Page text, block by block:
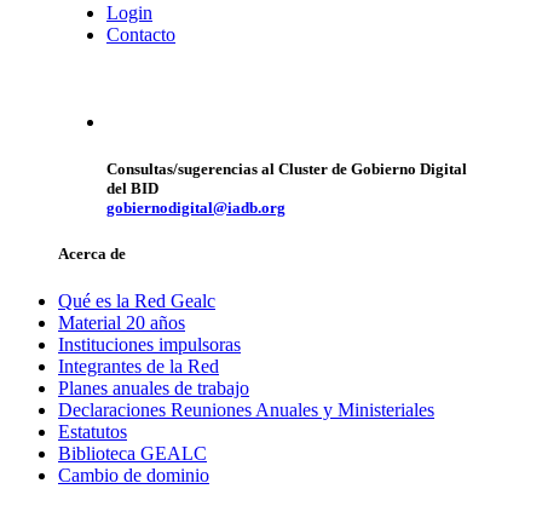
Login
Contacto
Consultas/sugerencias al Cluster de Gobierno Digital
del BID
gobiernodigital@iadb.org
Acerca de
Qué es la Red Gealc
Material 20 años
Instituciones impulsoras
Integrantes de la Red
Planes anuales de trabajo
Declaraciones Reuniones Anuales y Ministeriales
Estatutos
Biblioteca GEALC
Cambio de dominio